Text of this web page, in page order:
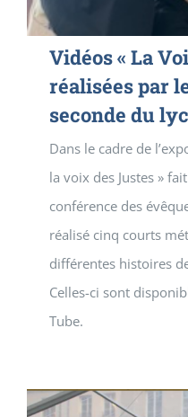
Vidéos « La
réalisées par
seconde du
Dans le cadre de
la voix des Justes »
conférence des
réalisé cinq courts
différentes histoires
Celles-ci sont
Tube.